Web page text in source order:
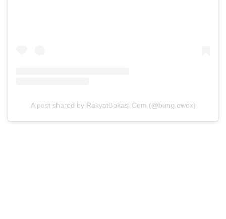
A post shared by RakyatBekasi.Com (@bung.ewox)